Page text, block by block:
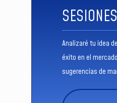
Analizaré tu idea
éxito en el
sugerencias de